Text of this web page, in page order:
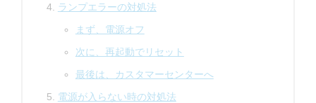
ランプエラーの対処法
まず、電源オフ
次に、再起動でリセット
最後は、カスタマーセンターへ
電源が入らない時の対処法